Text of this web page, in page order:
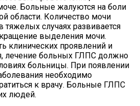
Больные жалуются на боли
области. Количество мочи
тяжелых случаях развивается
выделения мочи.
клинических проявлений и
лечение больных ГЛПС должно
больницы. При появлении
необходимо
к врачу. Больные ГЛПС
людей.